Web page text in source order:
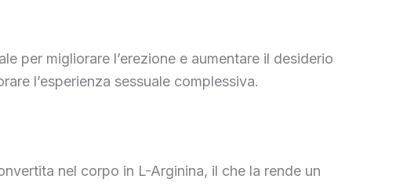
per migliorare l’erezione e aumentare il desiderio
l’esperienza sessuale complessiva.
nel corpo in L-Arginina, il che la rende un